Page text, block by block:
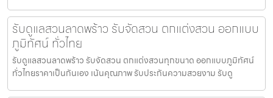
รับดูแลสวนลาดพร้าว รับจัดสวน ตกแต่งสวน ออกแบบ
ภูมิทัศน์ ทั่วไทย
รับดูแลสวนลาดพร้าว รับจัดสวน ตกแต่งสวนทุกขนาด ออกแบบภูมิทัศน์
ทั่วไทยราคาเป็นกันเอง เน้นคุณภาพ รับประกันความสวยงาม รับดู